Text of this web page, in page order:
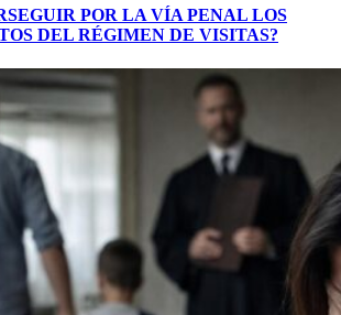
POR LA VÍA PENAL LOS
DEL RÉGIMEN DE VISITAS?